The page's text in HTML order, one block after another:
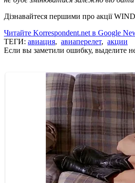
Дізнавайтеся першими про акції
Читайте Korrespondent.net в Google
ТЕГИ: авиация, авиаперелет, акции
Если вы заметили ошибку, выделите